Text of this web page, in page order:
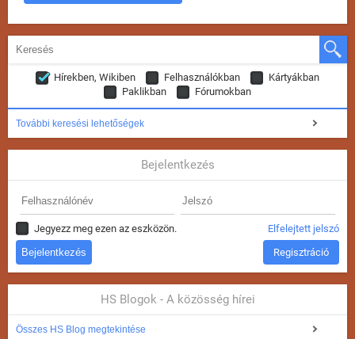
Hírekben, Wikiben Felhasználókban
Kártyákban
Paklikban
Fórumokban
További keresési lehetőségek
Bejelentkezés
Jegyezz meg ezen az eszközön. Elfelejtett jelszó
Regisztráció
HS Blogok - A közösség hírei
Összes HS Blog megtekintése